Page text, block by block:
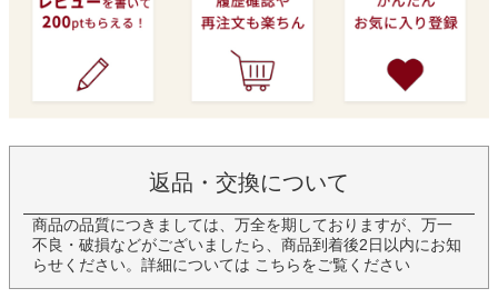
返品・交換について
商品の品質につきましては、万全を期しておりますが、万一
不良・破損などがございましたら、商品到着後2日以内にお知
らせください。詳細については こちらをご覧ください